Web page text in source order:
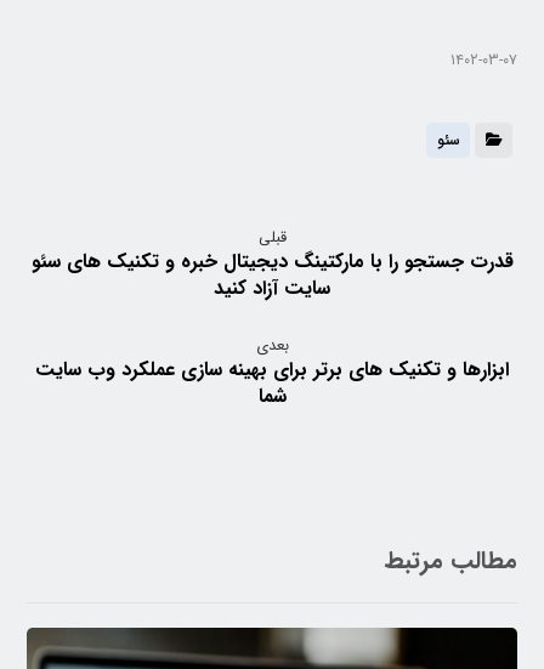
۱۴۰۲-۰۳-۰۷
سئو
قبلی
قدرت جستجو را با مارکتینگ دیجیتال خبره و تکنیک های سئو
سایت آزاد کنید
بعدی
ابزارها و تکنیک های برتر برای بهینه سازی عملکرد وب سایت
شما
مطالب مرتبط